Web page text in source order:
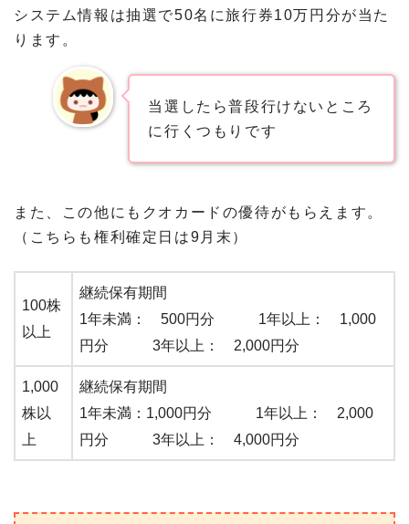
システム情報は抽選で50名に旅行券10万円分が当た
ります。
当選したら普段行けないところ
に行くつもりです
また、この他にもクオカードの優待がもらえます。
（こちらも権利確定日は9月末）
100株
以上
継続保有期間
1年未満： 500円分 1年以上： 1,000
円分 3年以上： 2,000円分
1,000
株以
上
継続保有期間
1年未満：1,000円分 1年以上： 2,000
円分 3年以上： 4,000円分